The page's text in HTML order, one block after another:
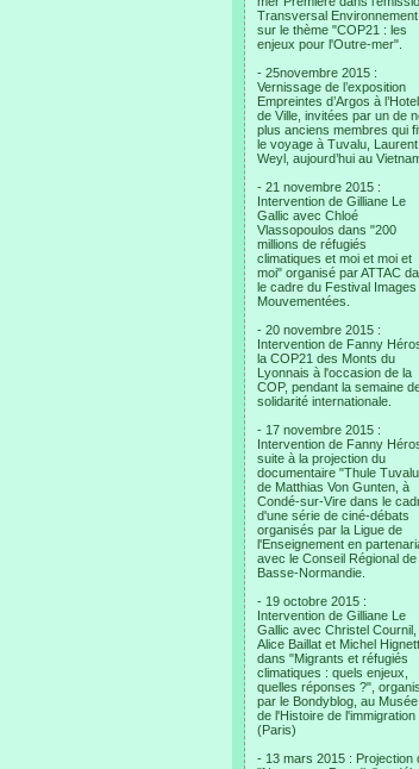
Transversal Environnement
sur le thème "COP21 : les
enjeux pour l'Outre-mer".
- 25novembre 2015 :
Vernissage de l’exposition
Empreintes d’Argos à l’Hotel
de Ville, invitées par un de
plus anciens membres qui
le voyage à Tuvalu, Laurent
Weyl, aujourd’hui au
- 21 novembre 2015 :
Intervention de Gilliane Le
Gallic avec Chloé
Vlassopoulos dans "200
millions de réfugiés
climatiques et moi et moi et
moi" organisé par ATTAC
le cadre du Festival Images
Mouvementées.
- 20 novembre 2015 :
Intervention de Fanny
la COP21 des Monts du
Lyonnais à l'occasion de la
COP, pendant la semaine
solidarité internationale.
- 17 novembre 2015 :
Intervention de Fanny
suite à la projection du
documentaire "Thule
de Matthias Von Gunten, à
Condé-sur-Vire dans le
d'une série de ciné-débats
organisés par la Ligue de
l'Enseignement en
avec le Conseil Régional de
Basse-Normandie.
- 19 octobre 2015 :
Intervention de Gilliane Le
Gallic avec Christel Cournil,
Alice Baillat et Michel
dans "Migrants et réfugiés
climatiques : quels enjeux,
quelles réponses ?",
par le Bondyblog, au Musée
de l'Histoire de l'immigration
(Paris)
- 13 mars 2015 : Projection